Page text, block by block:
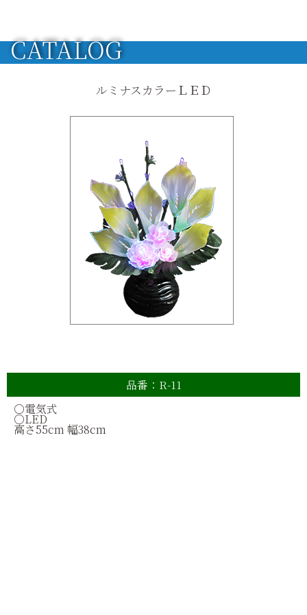
CATALOG
ルミナスカラーＬＥＤ
品番：R-11
○電気式
○LED
高さ55cm 幅38cm